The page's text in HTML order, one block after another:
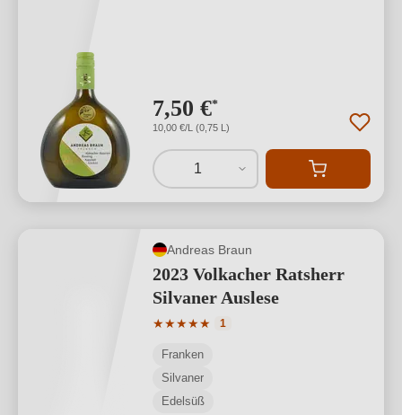
7,50 €*
10,00 €/L (0,75 L)
1
Andreas Braun
2023 Volkacher Ratsherr
Silvaner Auslese
★★★★★
Durchschnittliche Bewertung von 5
1
Franken
Silvaner
Edelsüß